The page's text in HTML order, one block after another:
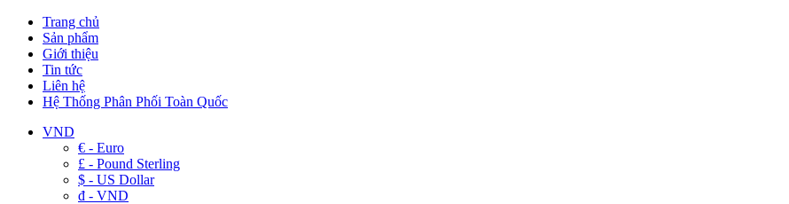
Trang chủ
Sản phẩm
Giới thiệu
Tin tức
Liên hệ
Hệ Thống Phân Phối Toàn Quốc
VND
€ - Euro
£ - Pound Sterling
$ - US Dollar
đ - VND